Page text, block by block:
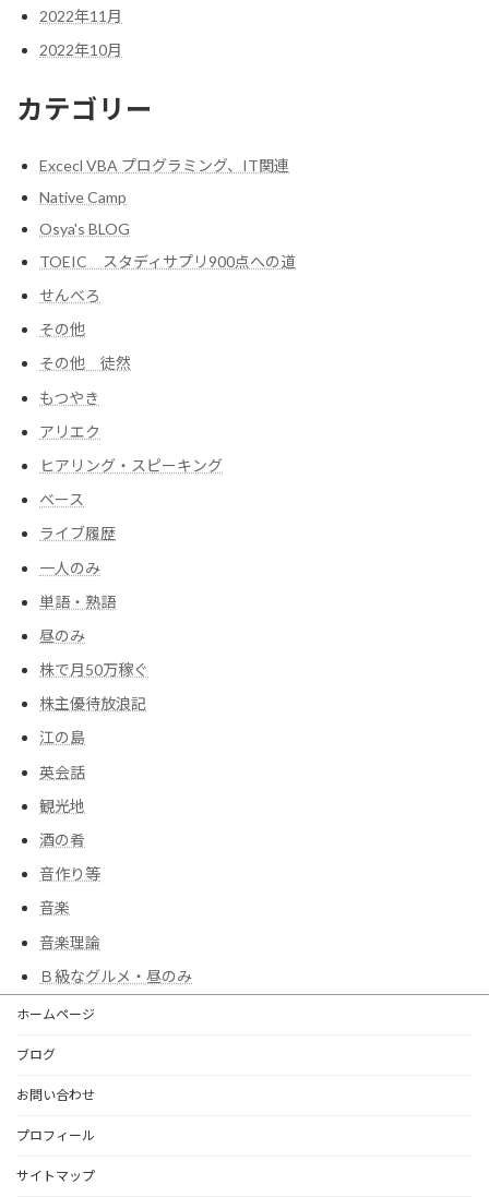
2022年11月
2022年10月
カテゴリー
Excecl VBA プログラミング、IT関連
Native Camp
Osya's BLOG
TOEIC スタディサプリ900点への道
せんべろ
その他
その他 徒然
もつやき
アリエク
ヒアリング・スピーキング
ベース
ライブ履歴
一人のみ
単語・熟語
昼のみ
株で月50万稼ぐ
株主優待放浪記
江の島
英会話
観光地
酒の肴
音作り等
音楽
音楽理論
Ｂ級なグルメ・昼のみ
ホームページ
ブログ
お問い合わせ
プロフィール
サイトマップ